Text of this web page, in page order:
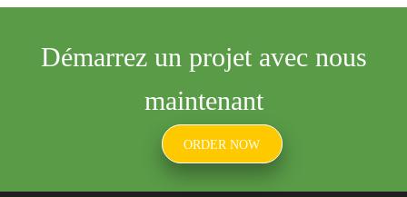
Démarrez un projet avec nous
maintenant
ORDER NOW